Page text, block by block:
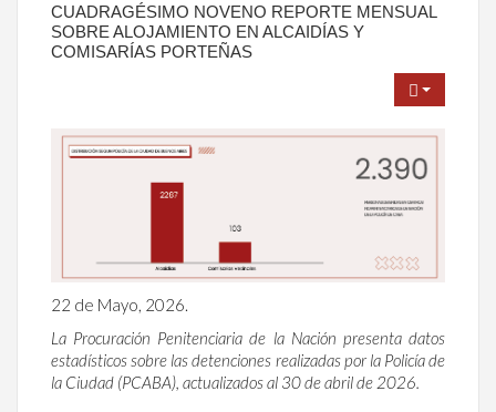
CUADRAGÉSIMO NOVENO REPORTE MENSUAL
SOBRE ALOJAMIENTO EN ALCAIDÍAS Y
COMISARÍAS PORTEÑAS
22 de Mayo, 2026.
La Procuración Penitenciaria de la Nación presenta datos
estadísticos sobre las detenciones realizadas por la Policía de
la Ciudad (PCABA), actualizados al 30 de abril de 2026.